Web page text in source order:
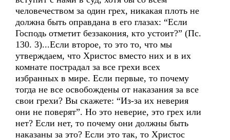
человечеством за один грех, никакая плоть не
должна быть оправдана в его глазах: “Если
Господь отметит беззакония, кто устоит?” (Пс.
130. 3)...Если второе, то это то, что мы
утверждаем, что Христос вместо них и в их
комнате пострадал за все грехи всех
избранных в мире. Если первые, то почему
тогда не все освобождены от наказания за все
свои грехи? Вы скажете: “Из-за их неверия
они не поверят”. Но это неверие, это грех или
нет? Если нет, то почему они должны быть
наказаны за это? Если это так, то Христос